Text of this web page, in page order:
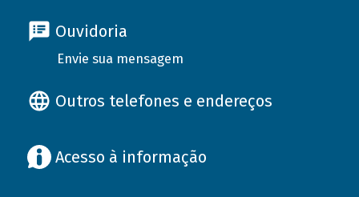
Ouvidoria
Envie sua mensagem
Outros telefones e endereços
Acesso à informação